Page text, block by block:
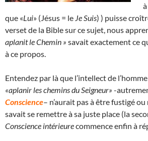
que «Lui» (Jésus = le Je Suis) ) puisse
verset de la Bible sur ce sujet, nous
aplanit le Chemin » savait exactement ce
à ce propos.
Entendez par là que l’intellect de
«aplanir les chemins du Seigneur» -
Conscience– n’aurait pas à être fustigé
savait se remettre à sa juste place (la
Conscience intérieurecommence enfin à